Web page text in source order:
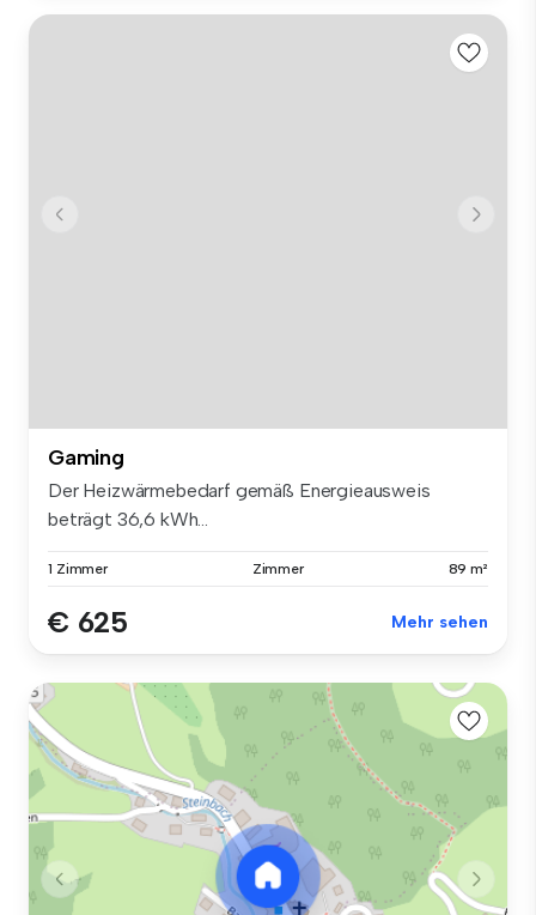
Gaming
Der Heizwärmebedarf gemäß Energieausweis
beträgt 36,6 kWh...
1 Zimmer Zimmer 89 m²
€ 625 Mehr sehen